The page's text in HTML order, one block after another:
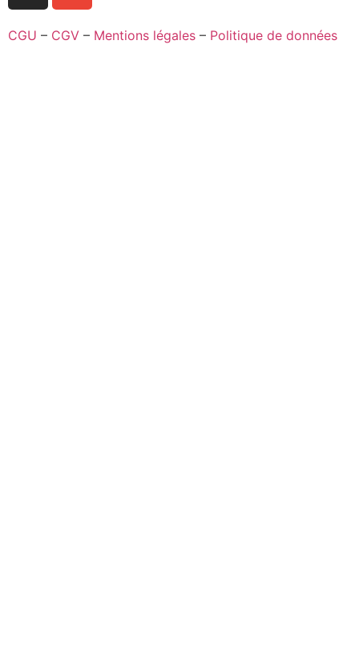
CGU – CGV – Mentions légales – Politique de données